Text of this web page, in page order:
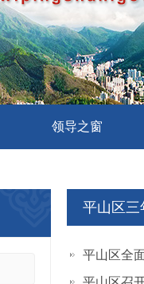
领导之窗
平山区三
平山区全